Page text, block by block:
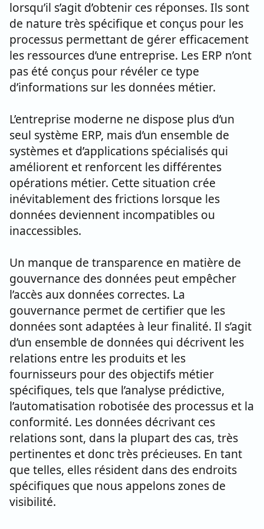
lorsqu’il s’agit d’obtenir ces réponses. Ils sont
de nature très spécifique et conçus pour les
processus permettant de gérer efficacement
les ressources d’une entreprise. Les ERP n’ont
pas été conçus pour révéler ce type
d’informations sur les données métier.
L’entreprise moderne ne dispose plus d’un
seul système ERP, mais d’un ensemble de
systèmes et d’applications spécialisés qui
améliorent et renforcent les différentes
opérations métier. Cette situation crée
inévitablement des frictions lorsque les
données deviennent incompatibles ou
inaccessibles.
Un manque de transparence en matière de
gouvernance des données peut empêcher
l’accès aux données correctes. La
gouvernance permet de certifier que les
données sont adaptées à leur finalité. Il s’agit
d’un ensemble de données qui décrivent les
relations entre les produits et les
fournisseurs pour des objectifs métier
spécifiques, tels que l’analyse prédictive,
l’automatisation robotisée des processus et la
conformité. Les données décrivant ces
relations sont, dans la plupart des cas, très
pertinentes et donc très précieuses. En tant
que telles, elles résident dans des endroits
spécifiques que nous appelons zones de
visibilité.